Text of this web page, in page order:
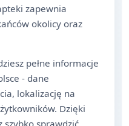
zapewnia
okolicy oraz
pełne informacje
- dane
lokalizację na
Dzięki
szybko sprawdzić